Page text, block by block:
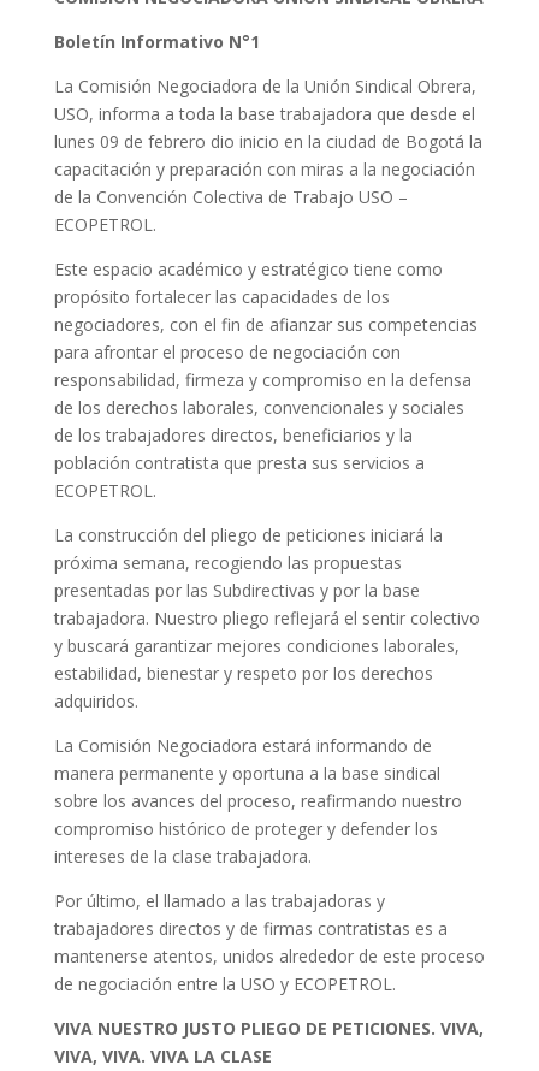
Boletín Informativo N°1
La Comisión Negociadora de la Unión Sindical Obrera,
USO, informa a toda la base trabajadora que desde el
lunes 09 de febrero dio inicio en la ciudad de Bogotá la
capacitación y preparación con miras a la negociación
de la Convención Colectiva de Trabajo USO –
ECOPETROL.
Este espacio académico y estratégico tiene como
propósito fortalecer las capacidades de los
negociadores, con el fin de afianzar sus competencias
para afrontar el proceso de negociación con
responsabilidad, firmeza y compromiso en la defensa
de los derechos laborales, convencionales y sociales
de los trabajadores directos, beneficiarios y la
población contratista que presta sus servicios a
ECOPETROL.
La construcción del pliego de peticiones iniciará la
próxima semana, recogiendo las propuestas
presentadas por las Subdirectivas y por la base
trabajadora. Nuestro pliego reflejará el sentir colectivo
y buscará garantizar mejores condiciones laborales,
estabilidad, bienestar y respeto por los derechos
adquiridos.
La Comisión Negociadora estará informando de
manera permanente y oportuna a la base sindical
sobre los avances del proceso, reafirmando nuestro
compromiso histórico de proteger y defender los
intereses de la clase trabajadora.
Por último, el llamado a las trabajadoras y
trabajadores directos y de firmas contratistas es a
mantenerse atentos, unidos alrededor de este proceso
de negociación entre la USO y ECOPETROL.
VIVA NUESTRO JUSTO PLIEGO DE PETICIONES. VIVA,
VIVA, VIVA. VIVA LA CLASE